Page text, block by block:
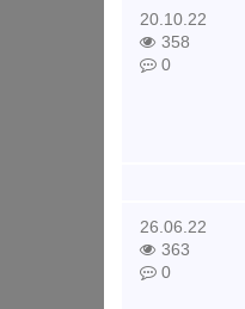
20.10.22
358
0
26.06.22
363
0